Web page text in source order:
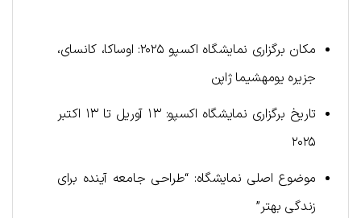
مکان برگزاری نمایشگاه اکسپو ۲۰۲۵: اوساکا، کانسای،
جزیره یومهشیما ژاپن
تاریخ برگزاری نمایشگاه اکسپو: ۱۳ آوریل تا ۱۳ اکتبر
۲۰۲۵
موضوع اصلی نمایشگاه: “طراحی جامعه آینده برای
زندگی بهتر”